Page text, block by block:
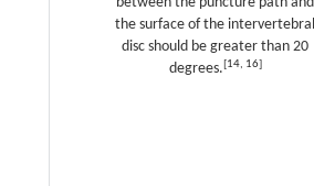
the surface of the intervertebral
disc should be greater than 20
degrees.[14, 16]